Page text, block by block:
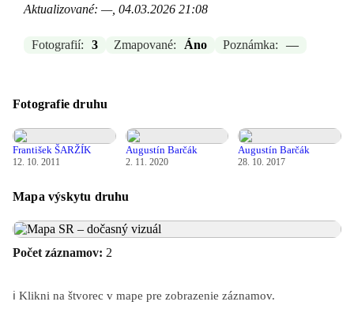
Aktualizované: —, 04.03.2026 21:08
Fotografií: 3 Zmapované: Áno Poznámka: —
Fotografie druhu
František ŠARŽÍK
12. 10. 2011
Augustín Barčák
2. 11. 2020
Augustín Barčák
28. 10. 2017
Mapa výskytu druhu
Počet záznamov: 2
ℹ️ Klikni na štvorec v mape pre zobrazenie záznamov.